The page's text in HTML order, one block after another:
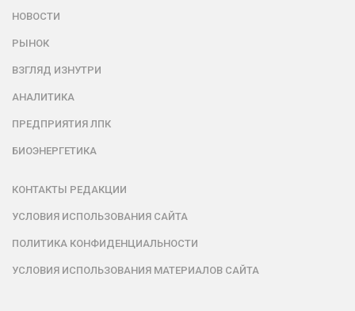
НОВОСТИ
РЫНОК
ВЗГЛЯД ИЗНУТРИ
АНАЛИТИКА
ПРЕДПРИЯТИЯ ЛПК
БИОЭНЕРГЕТИКА
КОНТАКТЫ РЕДАКЦИИ
УСЛОВИЯ ИСПОЛЬЗОВАНИЯ САЙТА
ПОЛИТИКА КОНФИДЕНЦИАЛЬНОСТИ
УСЛОВИЯ ИСПОЛЬЗОВАНИЯ МАТЕРИАЛОВ САЙТА